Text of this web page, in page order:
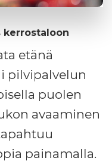
kerrostaloon
etänä
pilvipalvelun
puolen
avaaminen
painamalla.